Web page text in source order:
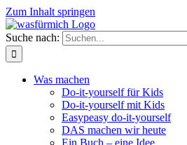
Zum Inhalt springen
Suche nach:
Was machen
Do-it-yourself für Kids
Do-it-yourself mit Kids
Easypeasy do-it-yourself
DAS machen wir heute
Ein Buch – eine Idee